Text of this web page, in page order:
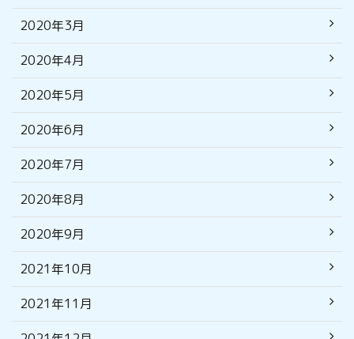
2020年3月
2020年4月
2020年5月
2020年6月
2020年7月
2020年8月
2020年9月
2021年10月
2021年11月